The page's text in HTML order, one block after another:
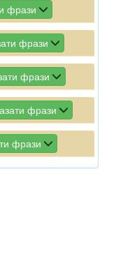
фрази
фрази
фрази
фрази
фрази